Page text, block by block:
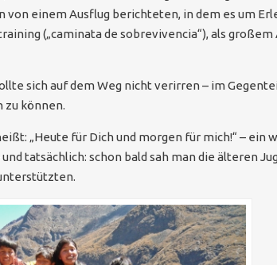
einem Ausflug berichteten, in dem es um
(„caminata de sobrevivencia“), als
sich auf dem Weg nicht verirren – im
zu können.
„Heute für Dich und morgen für mich!“ –
tatsächlich: schon bald sah man die älteren